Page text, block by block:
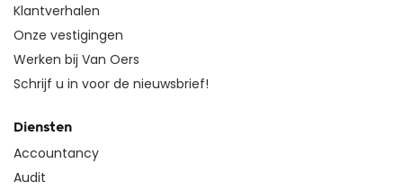
Klantverhalen
Onze vestigingen
Werken bij Van Oers
Schrijf u in voor de nieuwsbrief!
Diensten
Accountancy
Audit